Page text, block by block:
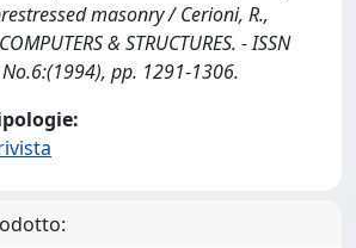
masonry / Cerioni, R.,
& STRUCTURES. - ISSN
pp. 1291-1306.